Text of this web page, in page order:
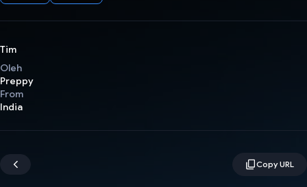
Tim
Oleh
Preppy
From
India